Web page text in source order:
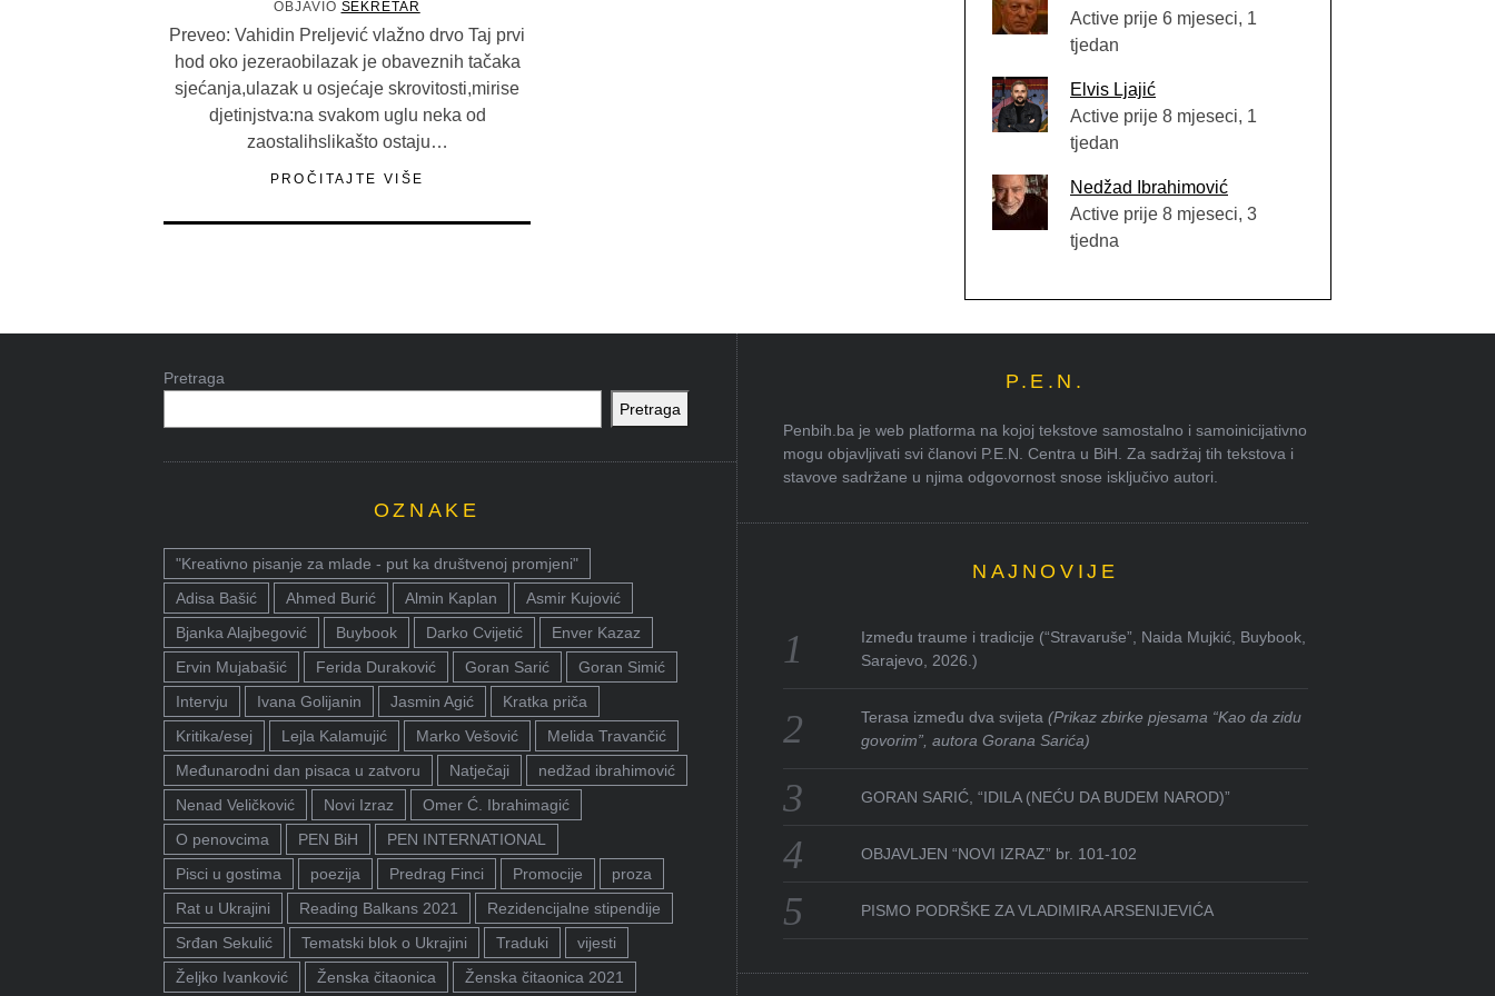
OBJAVIO SEKRETAR
Preveo: Vahidin Preljević vlažno drvo Taj prvi
hod oko jezeraobilazak je obaveznih tačaka
sjećanja,ulazak u osjećaje skrovitosti,mirise
djetinjstva:na svakom uglu neka od
zaostalihslikašto ostaju…
PROČITAJTE VIŠE
Active prije 6 mjeseci, 1
tjedan
Elvis Ljajić
Active prije 8 mjeseci, 1
tjedan
Nedžad Ibrahimović
Active prije 8 mjeseci, 3
tjedna
Pretraga
Pretraga
OZNAKE
"Kreativno pisanje za mlade - put ka društvenoj promjeni"
Adisa Bašić
Ahmed Burić Almin Kaplan
Asmir Kujović
Bjanka Alajbegović
Buybook Darko Cvijetić
Enver Kazaz
Ervin Mujabašić
Ferida Duraković Goran Sarić
Goran Simić
Intervju
Ivana Golijanin Jasmin Agić
Kratka priča
Kritika/esej
Lejla Kalamujić Marko Vešović
Melida Travančić
Međunarodni dan pisaca u zatvoru
Natječaji
nedžad ibrahimović
Nenad Veličković
Novi Izraz
Omer Ć. Ibrahimagić
O penovcima
PEN BiH
PEN INTERNATIONAL
Pisci u gostima
poezija Predrag Finci Promocije
proza
Rat u Ukrajini
Reading Balkans 2021
Rezidencijalne stipendije
Srđan Sekulić
Tematski blok o Ukrajini Traduki
vijesti
Željko Ivanković
Ženska čitaonica Ženska čitaonica 2021
P.E.N.
Penbih.ba je web platforma na kojoj tekstove samostalno i samoinicijativno
mogu objavljivati svi članovi P.E.N. Centra u BiH. Za sadržaj tih tekstova i
stavove sadržane u njima odgovornost snose isključivo autori.
NAJNOVIJE
Između traume i tradicije (“Stravaruše”, Naida Mujkić, Buybook,
Sarajevo, 2026.)
Terasa između dva svijeta(Prikaz zbirke pjesama “Kao da zidu
govorim”, autora Gorana Sarića)
GORAN SARIĆ, “IDILA (NEĆU DA BUDEM NAROD)”
OBJAVLJEN “NOVI IZRAZ” br. 101-102
PISMO PODRŠKE ZA VLADIMIRA ARSENIJEVIĆA